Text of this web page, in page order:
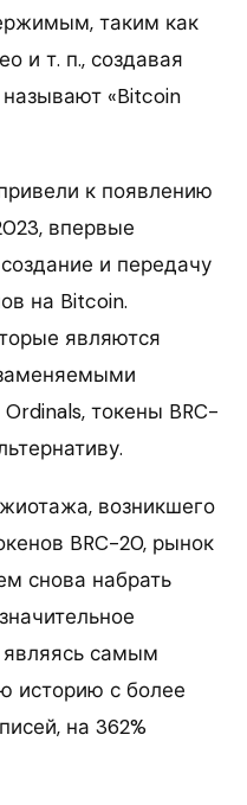
таким как
и т. п., создавая
называют «Bitcoin
к появлению
впервые
и передачу
на Bitcoin.
являются
токены BRC-
возникшего
BRC-20, рынок
снова набрать
являясь самым
историю с более
на 362%